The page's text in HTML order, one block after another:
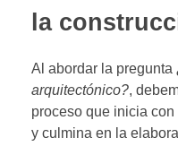
la
Al abordar la pregunta
arquitectónico?,
proceso que inicia
y culmina en la